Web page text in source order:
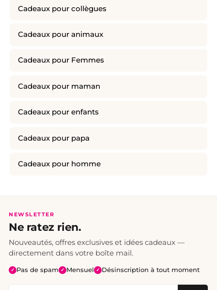
Cadeaux pour collègues
Cadeaux pour animaux
Cadeaux pour Femmes
Cadeaux pour maman
Cadeaux pour enfants
Cadeaux pour papa
Cadeaux pour homme
NEWSLETTER
Ne ratez rien.
Nouveautés, offres exclusives et idées cadeaux —
directement dans votre boîte mail.
✓ Pas de spam ✓ Mensuel ✓ Désinscription à tout moment